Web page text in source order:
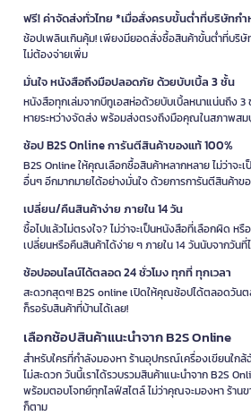
ฟรี! ค่าจัดส่งทั่วไทย *เมื่อสั่งครบขั้นต่ำที่บริษัทก
ช้อปเพลินเกินคุ้ม! เพียงมียอดสั่งซื้อสินค้าขั้นต่ำที่บริ
ไม่ต้องจ่ายเพิ่ม
มั่นใจ หนังสือถึงมือปลอดภัย ด้วยบับเบิ้ล 3 ชั้น
หนังสือทุกเล่มจากบีทูเอสห่อด้วยบับเบิ้ลหนาแน่นถึง 3
หายระหว่างจัดส่ง พร้อมส่งตรงถึงมือคุณในสภาพส
ช้อป B2S Online การันตีสินค้าของแท้ 100%
B2S Online ให้คุณเลือกซื้อสินค้าหลากหลาย ไม่ว่าจะ
อื่นๆ อีกมากมายได้อย่างมั่นใจ ด้วยการการันตีสินค้าข
เปลี่ยน/คืนสินค้าง่าย ภายใน 14 วัน
ซื้อไปแล้วไม่ตรงใจ? ไม่ว่าจะเป็นหนังสือที่เลือกผิด
เปลี่ยนหรือคืนสินค้าได้ง่าย ๆ ภายใน 14 วันนับจากวันที่
ช้อปออนไลน์ได้ตลอด 24 ชั่วโมง ทุกที่ ทุกเวลา
สะดวกสุดๆ! B2S online เปิดให้คุณช้อปได้ตลอดวัน
ก็รอรับสินค้าที่บ้านได้เลย!
เลือกช้อปสินค้าแนะนำจาก B2S Online
สำหรับใครที่กำลังมองหา ร้านอุปกรณ์เครื่องเขียนใก
ไม่สะดวก วันนี้เราได้รวบรวมสินค้าแนะนำจาก B2S
พร้อมตอบโจทย์ทุกไลฟ์สไตล์ ไม่ว่าคุณจะมองหา ร้าน
ก็ตาม